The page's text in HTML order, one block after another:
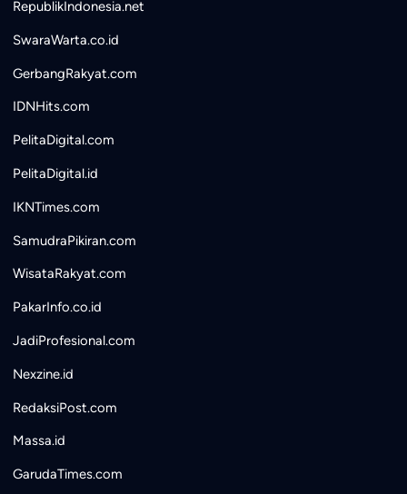
RepublikIndonesia.net
SwaraWarta.co.id
GerbangRakyat.com
IDNHits.com
PelitaDigital.com
PelitaDigital.id
IKNTimes.com
SamudraPikiran.com
WisataRakyat.com
PakarInfo.co.id
JadiProfesional.com
Nexzine.id
RedaksiPost.com
Massa.id
GarudaTimes.com